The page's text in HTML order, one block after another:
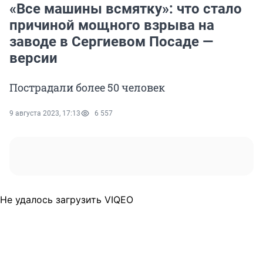
«Все машины всмятку»: что стало
причиной мощного взрыва на
заводе в Сергиевом Посаде —
версии
Пострадали более 50 человек
9 августа 2023, 17:13 6 557
Не удалось загрузить VIQEO